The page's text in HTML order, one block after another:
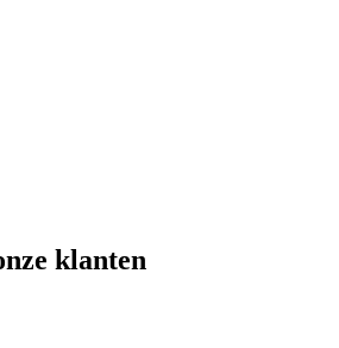
klanten